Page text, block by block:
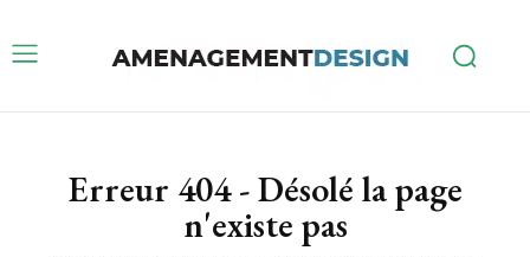
Erreur 404 - Désolé la page
n'existe pas